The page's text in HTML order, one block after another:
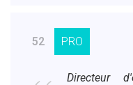
52 PRO
Directeur